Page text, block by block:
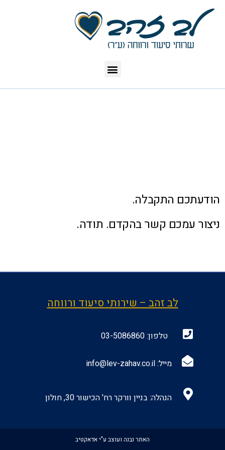
הודעתכם התקבלה.
ניצור עמכם קשר בהקדם. תודה.
לב זהב – שירותי סיעוד ורווחה
טלפון:03-5086860
מייל:info@lev-zahav.co.il
הנהלה: בניין וורקר רח' הכישור 30, חולון
האתר נבנה ועוצב ע"י אדאקטיב